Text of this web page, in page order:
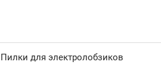
Пилки для электролобзиков